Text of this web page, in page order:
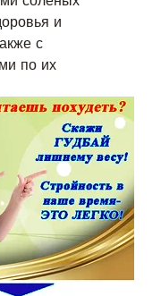
и
с
по их